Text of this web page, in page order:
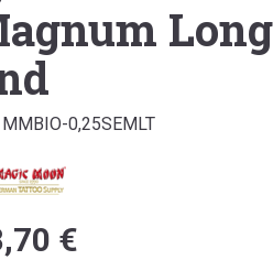
0,25SEMLT
€